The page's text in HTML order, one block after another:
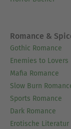
Romance &
Gothic Romance
Enemies to Lovers
Mafia Romance
Slow Burn
Sports Romance
Dark Romance
Erotische Literatur